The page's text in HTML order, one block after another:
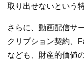
取り出せないという
さらに、動画配信サ
クリプション契約、
なども、財産的価値